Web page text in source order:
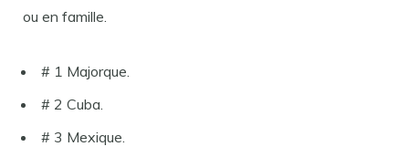
ou en famille.
# 1 Majorque.
# 2 Cuba.
# 3 Mexique.